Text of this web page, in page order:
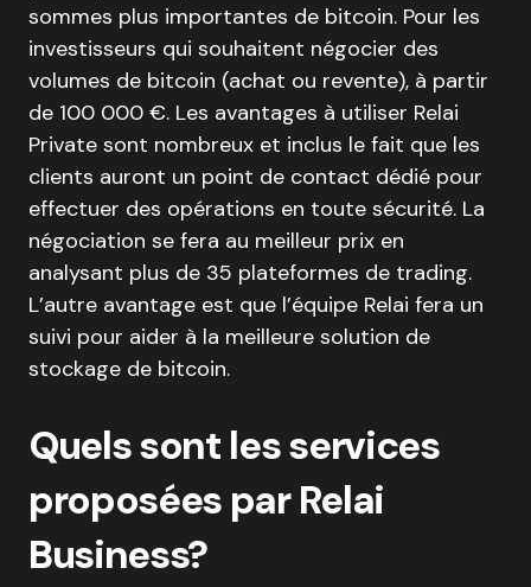
sommes plus importantes de bitcoin. Pour les
investisseurs qui souhaitent négocier des
volumes de bitcoin (achat ou revente), à partir
de 100 000 €. Les avantages à utiliser Relai
Private sont nombreux et inclus le fait que les
clients auront un point de contact dédié pour
effectuer des opérations en toute sécurité. La
négociation se fera au meilleur prix en
analysant plus de 35 plateformes de trading.
L’autre avantage est que l’équipe Relai fera un
suivi pour aider à la meilleure solution de
stockage de bitcoin.
Quels sont les services
proposées par Relai
Business?